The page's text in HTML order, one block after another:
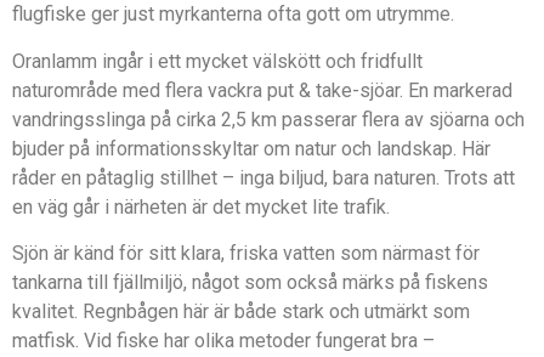
flugfiske ger just myrkanterna ofta gott om utrymme.
Oranlamm ingår i ett mycket välskött och fridfullt
naturområde med flera vackra put & take-sjöar. En markerad
vandringsslinga på cirka 2,5 km passerar flera av sjöarna och
bjuder på informationsskyltar om natur och landskap. Här
råder en påtaglig stillhet – inga biljud, bara naturen. Trots att
en väg går i närheten är det mycket lite trafik.
Sjön är känd för sitt klara, friska vatten som närmast för
tankarna till fjällmiljö, något som också märks på fiskens
kvalitet. Regnbågen här är både stark och utmärkt som
matfisk. Vid fiske har olika metoder fungerat bra –